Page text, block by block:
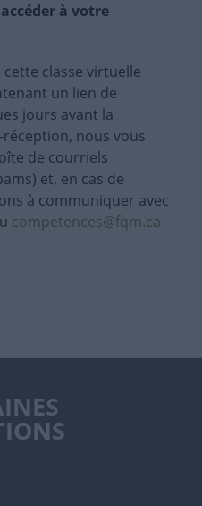
à votre
classe virtuelle
un lien de
jours avant la
nous vous
de courriels
et, en cas de
à communiquer avec
competences@fqm.ca